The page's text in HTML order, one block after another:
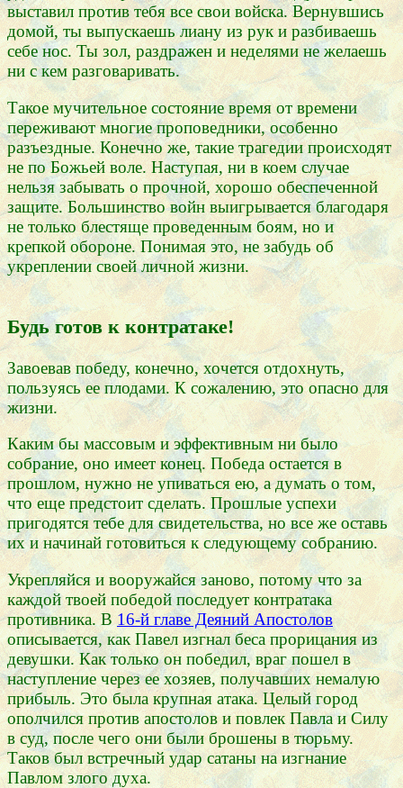
выставил против тебя все свои войска. Вернувшись
домой, ты выпускаешь лиану из рук и разбиваешь
себе нос. Ты зол, раздражен и неделями не желаешь
ни с кем разговаривать.
Такое мучительное состояние время от времени
переживают многие проповедники, особенно
разъездные. Конечно же, такие трагедии происходят
не по Божьей воле. Наступая, ни в коем случае
нельзя забывать о прочной, хорошо обеспеченной
защите. Большинство войн выигрывается благодаря
не только блестяще проведенным боям, но и
крепкой обороне. Понимая это, не забудь об
укреплении своей личной жизни.
Будь готов к контратаке!
Завоевав победу, конечно, хочется отдохнуть,
пользуясь ее плодами. К сожалению, это опасно для
жизни.
Каким бы массовым и эффективным ни было
собрание, оно имеет конец. Победа остается в
прошлом, нужно не упиваться ею, а думать о том,
что еще предстоит сделать. Прошлые успехи
пригодятся тебе для свидетельства, но все же оставь
их и начинай готовиться к следующему собранию.
Укрепляйся и вооружайся заново, потому что за
каждой твоей победой последует контратака
противника. В 16-й главе Деяний Апостолов
описывается, как Павел изгнал беса прорицания из
девушки. Как только он победил, враг пошел в
наступление через ее хозяев, получавших немалую
прибыль. Это была крупная атака. Целый город
ополчился против апостолов и повлек Павла и Силу
в суд, после чего они были брошены в тюрьму.
Таков был встречный удар сатаны на изгнание
Павлом злого духа.